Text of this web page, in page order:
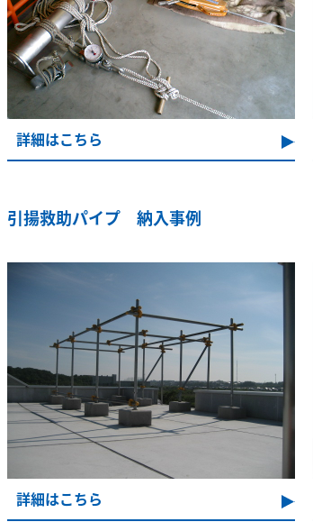
詳細はこちら
引揚救助パイプ 納入事例
詳細はこちら